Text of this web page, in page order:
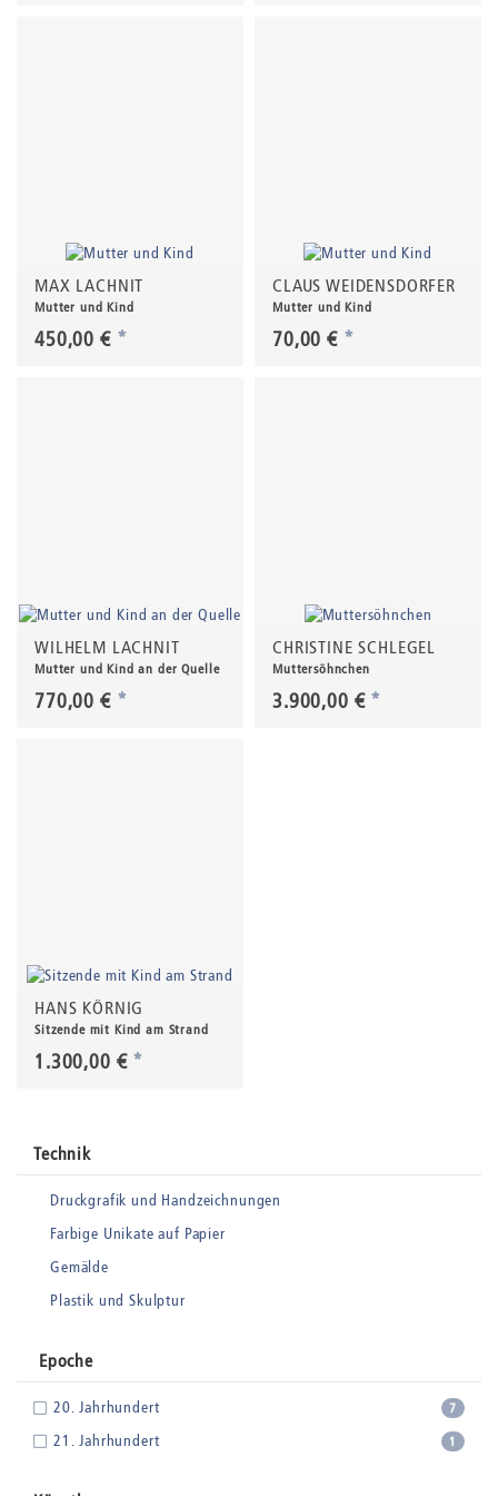
MAX LACHNIT
Mutter und Kind
450,00 € *
CLAUS WEIDENSDORFER
Mutter und Kind
70,00 € *
WILHELM LACHNIT
Mutter und Kind an der Quelle
770,00 € *
CHRISTINE SCHLEGEL
Muttersöhnchen
3.900,00 € *
HANS KÖRNIG
Sitzende mit Kind am Strand
1.300,00 € *
Technik
Druckgrafik und Handzeichnungen
Farbige Unikate auf Papier
Gemälde
Plastik und Skulptur
Epoche
7
20. Jahrhundert
1
21. Jahrhundert